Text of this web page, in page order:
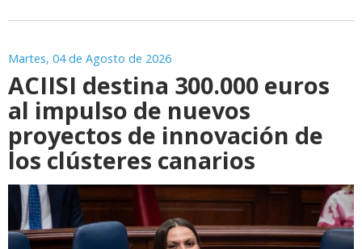
Martes, 04 de Agosto de 2026
ACIISI destina 300.000 euros
al impulso de nuevos
proyectos de innovación de
los clústeres canarios